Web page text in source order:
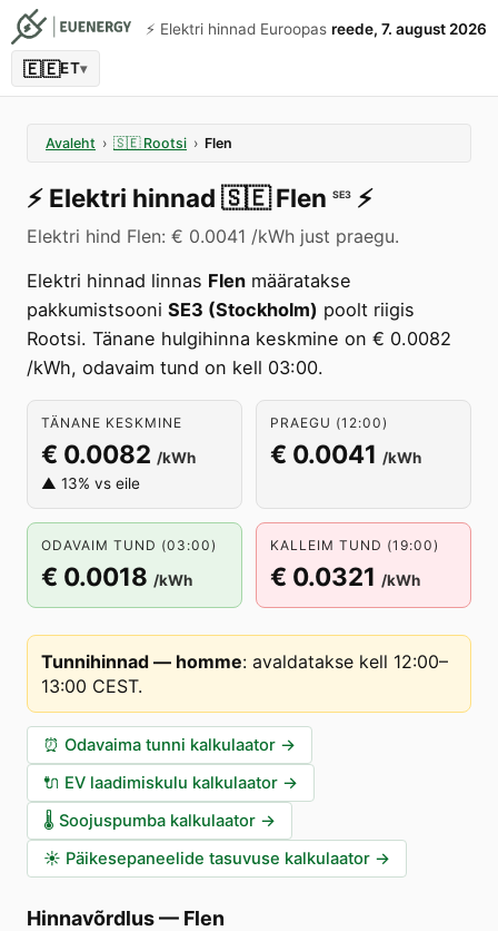
⚡️ Elektri hinnad Euroopas reede, 7. august 2026
🇪🇪ET▾
Avaleht › 🇸🇪 Rootsi › Flen
⚡️ Elektri hinnad 🇸🇪 Flen SE3 ⚡️
Elektri hind Flen: € 0.0041 /kWh just praegu.
Elektri hinnad linnas Flen määratakse
pakkumistsooni SE3 (Stockholm) poolt riigis
Rootsi. Tänane hulgihinna keskmine on € 0.0082
/kWh, odavaim tund on kell 03:00.
TÄNANE KESKMINE
€ 0.0082 /kWh
▲ 13% vs eile
PRAEGU (12:00)
€ 0.0041 /kWh
ODAVAIM TUND (03:00)
€ 0.0018 /kWh
KALLEIM TUND (19:00)
€ 0.0321 /kWh
Tunnihinnad — homme: avaldatakse kell 12:00–
13:00 CEST.
⏰ Odavaima tunni kalkulaator →
🔌 EV laadimiskulu kalkulaator →
🌡️ Soojuspumba kalkulaator →
☀️ Päikesepaneelide tasuvuse kalkulaator →
Hinnavõrdlus— Flen